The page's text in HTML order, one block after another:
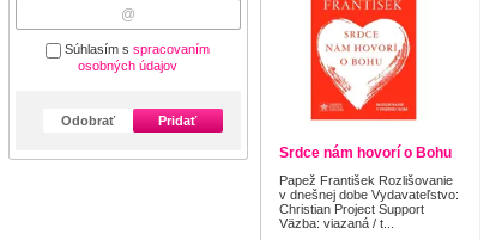
Súhlasím sspracovaním
osobných údajov
Odobrať Pridať
Srdce nám hovorí o Bohu
Papež František Rozlišovanie
v dnešnej dobe Vydavateľstvo:
Christian Project Support
Väzba: viazaná / t...